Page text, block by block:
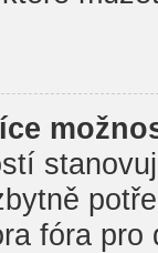
fóra pro